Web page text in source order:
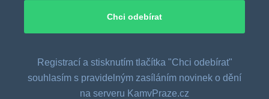
Registrací a stisknutím tlačítka "Chci odebírat"
souhlasím s pravidelným zasíláním novinek o dění
na serveru KamvPraze.cz